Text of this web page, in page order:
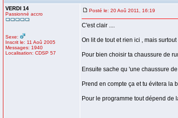
VERDI 14
Passionné accro
Sexe:
Inscrit le: 11 Aoû 2005
Messages: 1940
Localisation: CDSP 57
Posté le: 20 Aoû 2011, 16:19
C'est clair ....
On lit de tout et rien ici , mais surtout
Pour bien choisir ta chaussure de
Ensuite sache qu 'une chaussure
Prend en compte ça et tu évitera la
Pour le programme tout dépend de